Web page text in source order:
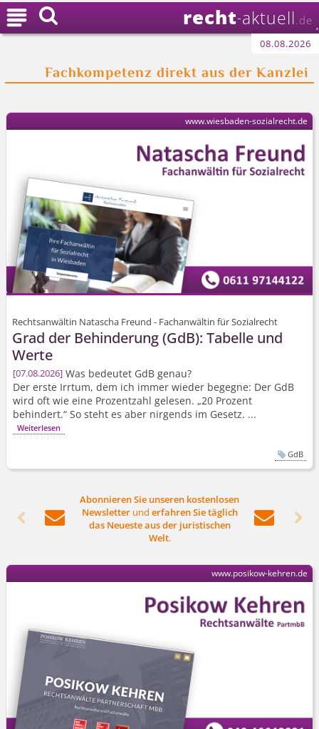
recht-aktuell .de
08.08.2026
Fachkompetenz direkt aus der Kanzlei

Rechtsanwältin Natascha Freund - Fachanwältin für Sozialrecht
Grad der Behinderung (GdB): Tabelle und
Werte
07.08.2026 Was bedeutet GdB genau?
Der erste Irrtum, dem ich immer wieder begegne: Der GdB
wird oft wie eine Prozentzahl gelesen. „20 Prozent
behindert.“ So steht es aber nirgends im Gesetz. ...
Weiterlesen
www.wiesbaden-sozialrecht.de
GdB
 
Abonnieren Sie unseren kostenlosen
Newsletterund erfahren Sie täglich
das Neueste aus der juristischen
Welt.
 
www.posikow-kehren.de